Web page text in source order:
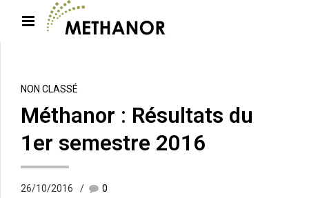
NON CLASSÉ
Méthanor : Résultats du
1er semestre 2016
26/10/2016 0